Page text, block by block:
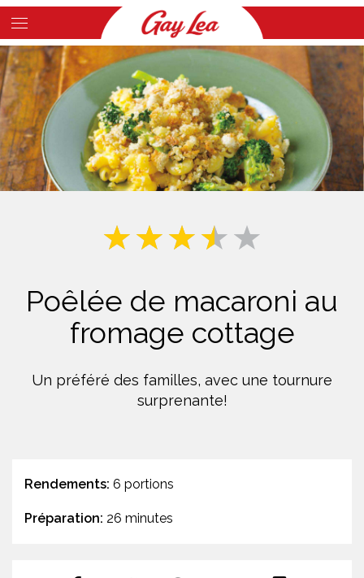
Skip
to
main
content
Main
Content
Poêlée de macaroni au
fromage cottage
Un préféré des familles, avec une tournure
surprenante!
Rendements: 6 portions
Préparation: 26 minutes